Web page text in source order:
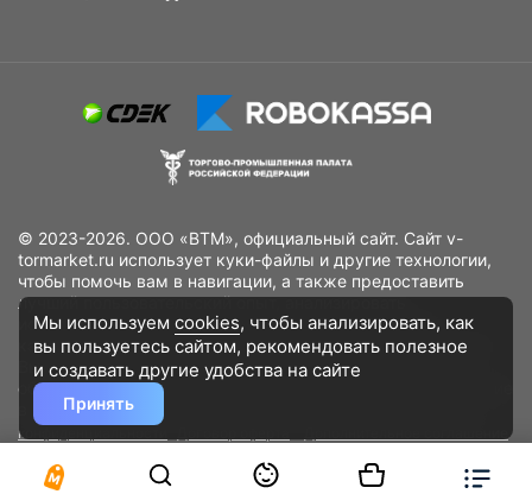
© 2023-2026. ООО «ВТМ», официальный сайт. Сайт v-
tormarket.ru использует куки-файлы и другие технологии,
чтобы помочь вам в навигации, а также предоставить
лучший пользовательский опыт, анализировать
использование наших продуктов и услуг, повысить
качество рекламных и маркетинговых активностей. Если
Вы не хотите, чтобы Ваши пользовательские данные
обрабатывались, пожалуйста, ограничьте их использование
в своём браузере.
конфиденциальности
Разработано DST Global
Мы используем cookies, чтобы анализировать, как
вы пользуетесь сайтом, рекомендовать полезное
и создавать другие удобства на сайте
Принять